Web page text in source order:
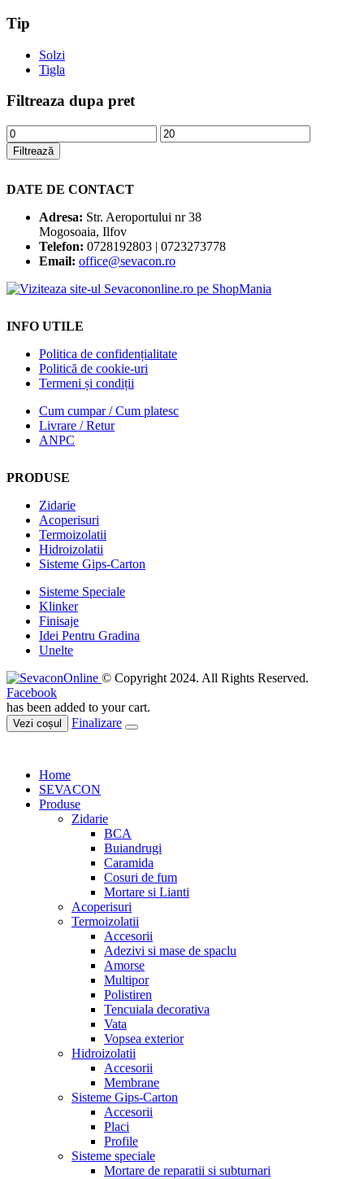
Tip
Solzi
Tigla
Filtreaza dupa pret
Preț
minim
Preț
maxim
Filtrează
DATE DE CONTACT
Adresa: Str. Aeroportului nr 38
Mogosoaia, Ilfov
Telefon: 0728192803 | 0723273778
Email: office@sevacon.ro
INFO UTILE
Politica de confidențialitate
Politică de cookie-uri
Termeni și condiții
Cum cumpar / Cum platesc
Livrare / Retur
ANPC
PRODUSE
Zidarie
Acoperisuri
Termoizolatii
Hidroizolatii
Sisteme Gips-Carton
Sisteme Speciale
Klinker
Finisaje
Idei Pentru Gradina
Unelte
© Copyright 2024. All Rights Reserved.
Facebook
has been added to your cart.
Vezi coșul Finalizare
Home
SEVACON
Produse
Zidarie
BCA
Buiandrugi
Caramida
Cosuri de fum
Mortare si Lianti
Acoperisuri
Termoizolatii
Accesorii
Adezivi si mase de spaclu
Amorse
Multipor
Polistiren
Tencuiala decorativa
Vata
Vopsea exterior
Hidroizolatii
Accesorii
Membrane
Sisteme Gips-Carton
Accesorii
Placi
Profile
Sisteme speciale
Mortare de reparatii si subturnari